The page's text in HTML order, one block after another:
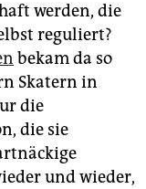
werden, die
reguliert?
bekam da so
Skatern in
die
die sie
und wieder,